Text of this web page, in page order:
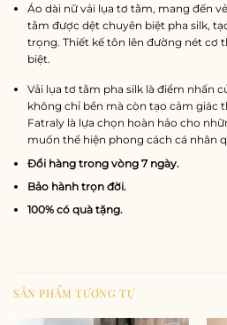
Áo dài nữ vải lụa tơ tằm, mang đến
tằm được dệt chuyên biệt pha silk,
trọng. Thiết kế tôn lên đường nét cơ
biệt.
Vải lụa tơ tằm pha silk là điểm nhấn
không chỉ bền mà còn tạo cảm giác
Fatraly là lựa chọn hoàn hảo cho
muốn thể hiện phong cách cá nhân
Đổi hàng trong vòng 7 ngày.
Bảo hành trọn đời.
100% có quà tặng.
SẢN PHẨM TƯƠNG TỰ